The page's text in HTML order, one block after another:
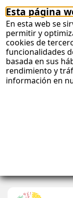
Esta página
En esta web se
permitir y
cookies de
funcionalidades
basada en sus
rendimiento y
información en